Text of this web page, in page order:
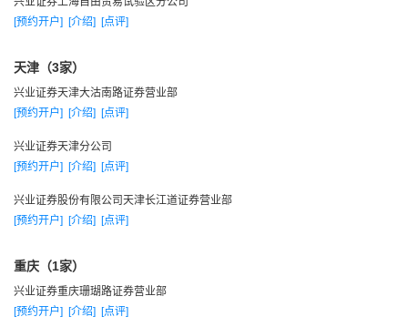
服务公司,力争经过艰苦努力，把公司建成具备比较鲜明的 业务
优秀的人才团队、科学合理的激励机制和持续盈利能力的综合
性优质金融服务公司。综合实力争取步入国内券商第一梯队，
主要指标进入或接近行业10强，实现公开上市，公司的竞争平
台、实力和行业地位进一步提升。
编辑本段
客户概况
客户所创造的价值。兴业的成功取决于客户对兴业服务的
于谋求与客户建立长期的合作伙伴关系。
业证券整合公司资源，为核心客户提供专业化的持续性综
合服务，包括企业发展规划、股权运作方案设计、组织架构重
[预约开户] [介绍] [点评]
天津（3家）
兴业证券天津大沽南路证券营业部
[预约开户] [介绍] [点评]
兴业证券天津分公司
[预约开户] [介绍] [点评]
兴业证券股份有限公司天津长江道证券营业部
[预约开户] [介绍] [点评]
重庆（1家）
兴业证券重庆珊瑚路证券营业部
[预约开户] [介绍] [点评]